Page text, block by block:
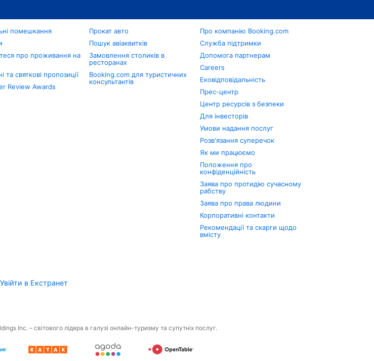
помешкання
про проживання на
та святкові пропозиції
Review Awards
Прокат авто
Пошук авіаквитків
Замовлення столиків в
ресторанах
Booking.com для туристичних
консультантів
Про компанію Booking.com
Служба підтримки
Допомога партнерам
Careers
Ековідповідальність
Прес-центр
Центр ресурсів з безпеки
Для інвесторів
Умови надання послуг
Розв'язання суперечок
Як ми працюємо
Положення про
конфіденційність
Заява про протидію сучасному
рабству
Заява про права людини
Корпоративні контакти
Рекомендації та скарги щодо
вмісту
Увійти в Екстранет
Inc. – світового лідера в галузі онлайн-туризму та супутніх послуг.